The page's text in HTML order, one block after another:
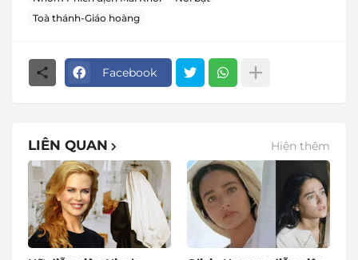
Toà thánh-Giáo hoàng
Facebook
LIÊN QUAN Hiện thêm